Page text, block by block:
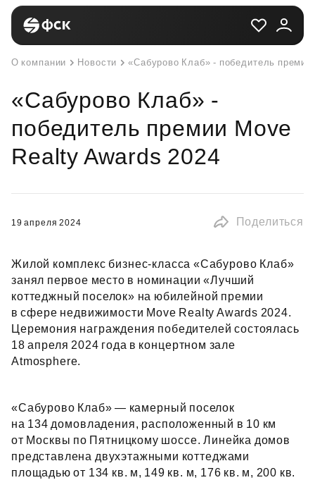
О компании Новости «Cабурово Клаб» - победитель
«Cабурово Клаб» -
победитель премии Move
Realty Awards 2024
19 апреля 2024 Поделиться
Жилой комплекс бизнес‑класса «Сабурово Клаб»
занял первое место в номинации «Лучший
коттеджный поселок» на юбилейной премии
в сфере недвижимости Move Realty Awards 2024.
Церемония награждения победителей состоялась
18 апреля 2024 года в концертном зале
Atmosphere.
«Сабурово Клаб» — камерный поселок
на 134 домовладения, расположенный в 10 км
от Москвы по Пятницкому шоссе. Линейка домов
представлена двухэтажными коттеджами
площадью от 134 кв. м, 149 кв. м, 176 кв. м, 200 кв.